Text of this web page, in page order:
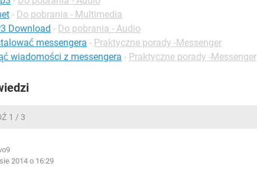
- Do pobrania - Multimedia
Download - Do pobrania - Audio
messengera - Praktyczne porady -Messenger
wiadomości z messengera - Praktyczne porady -Messenger
1 / 3
2014 o 16:29